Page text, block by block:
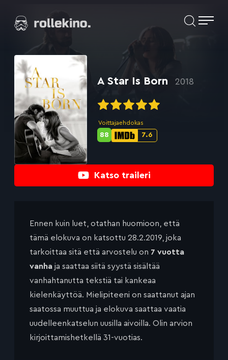
suoraan
Elokuvat ja elokuva-arviot | Rollekino.fi
jälkeen.
Katso traileri
A Star Is Born 2018
Voittajaehdokas
IMDb-
7.6
Metascore-
88
Ennen kuin luet, otathan huomioon, että
tämä elokuva on katsottu 28.2.2019, joka
tarkoittaa sitä että arvostelu on 7 vuotta
vanha ja saattaa siitä syystä sisältää
vanhahtanutta tekstiä tai kankeaa
kielenkäyttöä. Mielipiteeni on saattanut ajan
saatossa muuttua ja elokuva saattaa vaatia
uudelleenkatselun uusilla aivoilla. Olin arvion
kirjoittamishetkellä 31-vuotias.